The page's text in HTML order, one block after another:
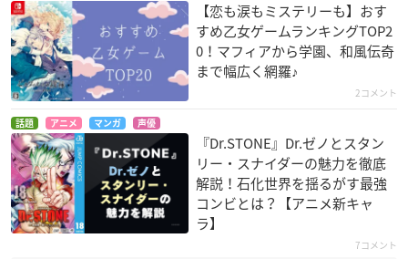
WORKING!!!
峰岸透
うたの☆プリンスさ
まっ♪マジLOVEレボ
リューションズ
日向龍也
昭和元禄落語心中
萬月
【恋も涙もミステリーも】おす
すめ乙女ゲームランキングTOP2
0！マフィアから学園、和風伝奇
まで幅広く網羅♪
2コメント
話題 アニメ マンガ 声優
『Dr.STONE』Dr.ゼノとスタン
リー・スナイダーの魅力を徹底
解説！石化世界を揺るがす最強
コンビとは？【アニメ新キャ
ラ】
7コメント